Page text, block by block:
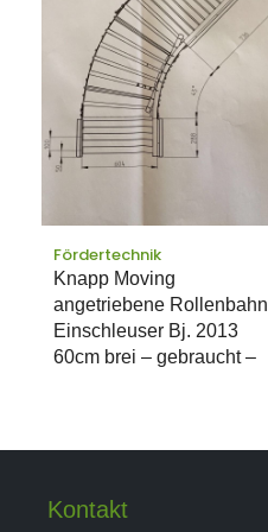
Fördertechnik
Knapp Moving
angetriebene Rollenbahn
Einschleuser Bj. 2013
60cm brei – gebraucht –
Kontakt